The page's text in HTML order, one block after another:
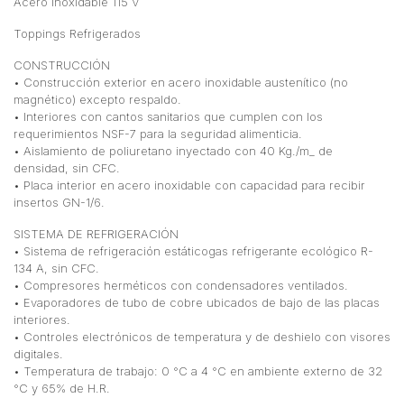
Toppings Refrigerados
CONSTRUCCIÓN
• Construcción exterior en acero inoxidable austenítico (no
magnético) excepto respaldo.
• Interiores con cantos sanitarios que cumplen con los
requerimientos NSF-7 para la seguridad alimenticia.
• Aislamiento de poliuretano inyectado con 40 Kg./m_ de
densidad, sin CFC.
• Placa interior en acero inoxidable con capacidad para recibir
insertos GN-1/6.
SISTEMA DE REFRIGERACIÓN
• Sistema de refrigeración estáticogas refrigerante ecológico R-
134 A, sin CFC.
• Compresores herméticos con condensadores ventilados.
• Evaporadores de tubo de cobre ubicados de bajo de las placas
interiores.
• Controles electrónicos de temperatura y de deshielo con visores
digitales.
• Temperatura de trabajo: 0 °C a 4 °C en ambiente externo de 32
°C y 65% de H.R.